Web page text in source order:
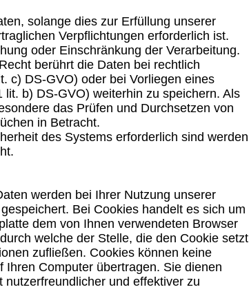
solange dies zur Erfüllung unserer
Verpflichtungen erforderlich ist.
oder Einschränkung der Verarbeitung.
berührt die Daten bei rechtlich
c) DS-GVO) oder bei Vorliegen eines
b) DS-GVO) weiterhin zu speichern. Als
das Prüfen und Durchsetzen von
in Betracht.
des Systems erforderlich sind werden
werden bei Ihrer Nutzung unserer
Bei Cookies handelt es sich um
dem von Ihnen verwendeten Browser
welche der Stelle, die den Cookie setzt
zufließen. Cookies können keine
Computer übertragen. Sie dienen
und effektiver zu